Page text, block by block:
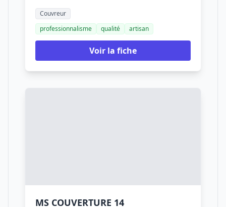
Couvreur
professionnalisme
qualité artisan
Voir la fiche
MS COUVERTURE 14